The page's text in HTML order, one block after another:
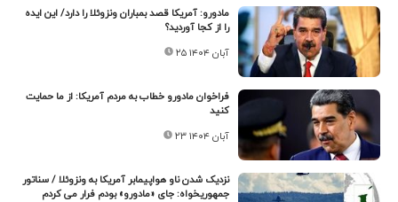
مادورو: آمریکا قصد بمباران ونزوئلا را دارد/ این ایده
را از کجا آوردید؟
۲۵ آبان ۱۴۰۴
فراخوان مادورو خطاب به مردم آمریکا: از ما حمایت
کنید
۲۳ آبان ۱۴۰۴
نزدیک شدن ناو هواپیمابر آمریکا به ونزوئلا / سناتور
جمهوریخواه: جای «مادورو» بودم فرار می کردم